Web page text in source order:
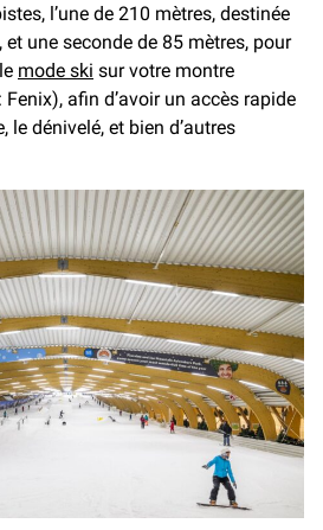
l’une de 210 mètres, destinée
une seconde de 85 mètres, pour
mode ski sur votre montre
afin d’avoir un accès rapide
le dénivelé, et bien d’autres